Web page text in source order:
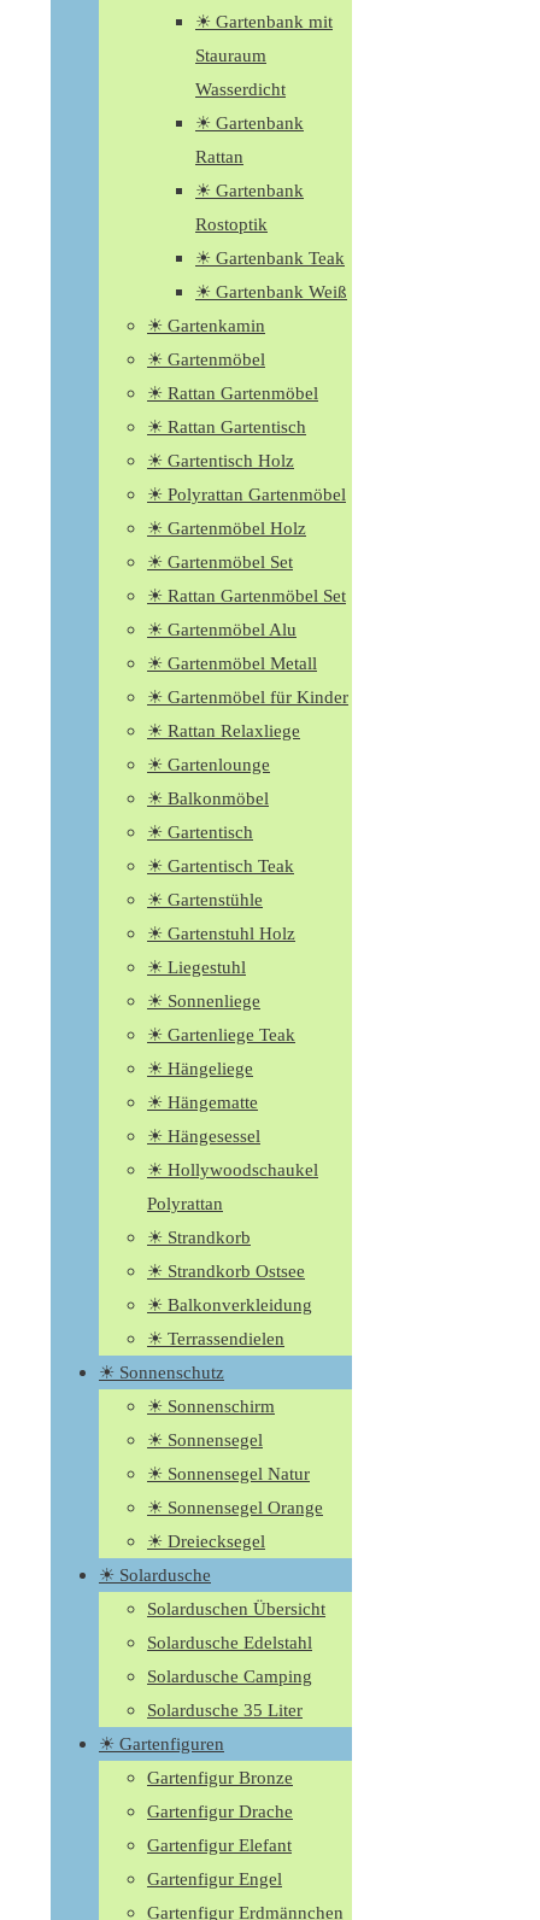
☀ Gartenbank mit
Stauraum
Wasserdicht
☀ Gartenbank
Rattan
☀ Gartenbank
Rostoptik
☀ Gartenbank Teak
☀ Gartenbank Weiß
☀ Gartenkamin
☀ Gartenmöbel
☀ Rattan Gartenmöbel
☀ Rattan Gartentisch
☀ Gartentisch Holz
☀ Polyrattan Gartenmöbel
☀ Gartenmöbel Holz
☀ Gartenmöbel Set
☀ Rattan Gartenmöbel Set
☀ Gartenmöbel Alu
☀ Gartenmöbel Metall
☀ Gartenmöbel für Kinder
☀ Rattan Relaxliege
☀ Gartenlounge
☀ Balkonmöbel
☀ Gartentisch
☀ Gartentisch Teak
☀ Gartenstühle
☀ Gartenstuhl Holz
☀ Liegestuhl
☀ Sonnenliege
☀ Gartenliege Teak
☀ Hängeliege
☀ Hängematte
☀ Hängesessel
☀ Hollywoodschaukel
Polyrattan
☀ Strandkorb
☀ Strandkorb Ostsee
☀ Balkonverkleidung
☀ Terrassendielen
☀ Sonnenschutz
☀ Sonnenschirm
☀ Sonnensegel
☀ Sonnensegel Natur
☀ Sonnensegel Orange
☀ Dreiecksegel
☀ Solardusche
Solarduschen Übersicht
Solardusche Edelstahl
Solardusche Camping
Solardusche 35 Liter
☀ Gartenfiguren
Gartenfigur Bronze
Gartenfigur Drache
Gartenfigur Elefant
Gartenfigur Engel
Gartenfigur Erdmännchen